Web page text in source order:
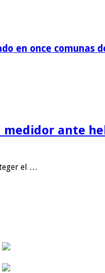
en once comunas
ante
el …